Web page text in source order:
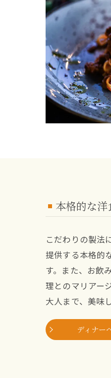
本格的な洋
こだわりの製法
提供する本格的
す。また、お飲
理とのマリアー
大人まで、美味
ディナー